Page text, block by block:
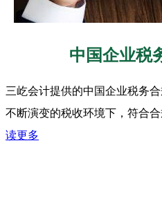
中国企业税
三屹会计提供的中国企业税务
不断演变的税收环境下，符合合
读更多